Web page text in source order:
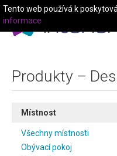
Produkty –
Místnost
Všechny místnosti
Obývací pokoj
Tento web používá k
informace